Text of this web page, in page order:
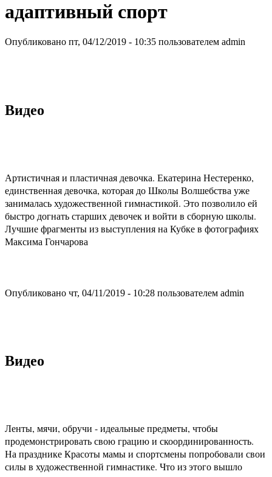
адаптивный спорт
Опубликовано пт, 04/12/2019 - 10:35 пользователем admin
Видео
Артистичная и пластичная девочка. Екатерина Нестеренко,
единственная девочка, которая до Школы Волшебства уже
занималась художественной гимнастикой. Это позволило ей
быстро догнать старших девочек и войти в сборную школы.
Лучшие фрагменты из выступления на Кубке в фотографиях
Максима Гончарова
Опубликовано чт, 04/11/2019 - 10:28 пользователем admin
Видео
Ленты, мячи, обручи - идеальные предметы, чтобы
продемонстрировать свою грацию и скоординированность.
На празднике Красоты мамы и спортсмены попробовали свои
силы в художественной гимнастике. Что из этого вышло